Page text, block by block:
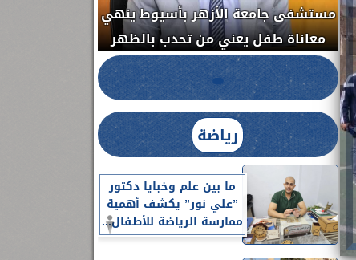
مستشفى جامعة الأزهر بأسيوط ينهي
معاناة طفل يعني من تحدب بالظهر
رياضة
ما بين علم وخبايا دكتور
”علي نور” يكشف أهمية
ممارسة الرياضة للأطفال...